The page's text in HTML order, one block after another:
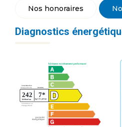
Nos honoraires
Diagnostics